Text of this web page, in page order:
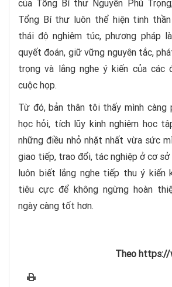
của Tổng Bí thư Nguyễn Phú
Tổng Bí thư luôn thể hiện tinh
thái độ nghiêm túc, phương pháp
quyết đoán, giữ vững nguyên tắc,
trọng và lắng nghe ý kiến của các
cuộc họp.
Từ đó, bản thân tôi thấy mình càng
học hỏi, tích lũy kinh nghiệm học
những điều nhỏ nhặt nhất vừa sức
giao tiếp, trao đổi, tác nghiệp ở cơ
luôn biết lắng nghe tiếp thu ý kiến
tiêu cực để không ngừng hoàn
ngày càng tốt hơn.
Theo https://